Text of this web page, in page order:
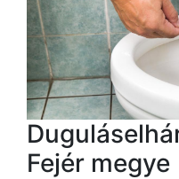
Fejér megye